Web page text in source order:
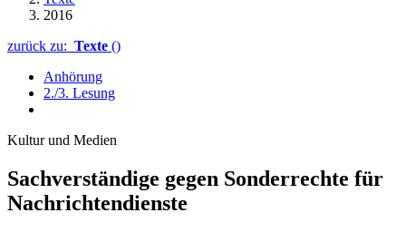
2016
zurück zu: Texte ()
Anhörung
2./3. Lesung
Kultur und Medien
Sachverständige gegen Sonderrechte für
Nachrichtendienste